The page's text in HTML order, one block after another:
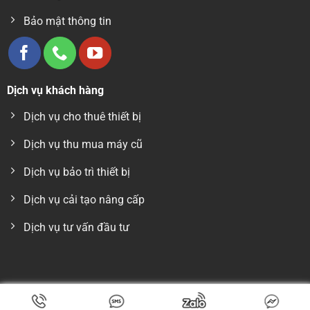
Bảng điều khiển máy dò kim loại
Màn hình điều khiển thông minh
VN-4510-NW được trang bị màn hình cảm ứng
giúp người vận hành dễ dàng cài đặt, theo dõi
thông số và thay đổi chế độ làm việc.
thuận tiện cho các nhà máy thường xuyên sản
xuất nhiều mặt hàng khác nhau.
Bảo mật thông tin
Dịch vụ khách hàng
Dịch vụ cho thuê thiết bị
Dịch vụ thu mua máy cũ
Dịch vụ bảo trì thiết bị
Dịch vụ cải tạo nâng cấp
Dịch vụ tư vấn đầu tư
Copyright 2026 © CÔNG TY TNHH THIẾT BỊ VN - Giấy phép kinh